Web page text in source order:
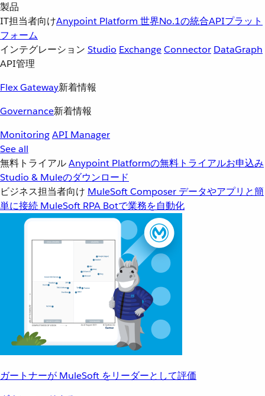
製品
IT担当者向けAnypoint Platform 世界No.1の統合APIプラット
フォーム
インテグレーション Studio ExchangeConnector DataGraph
API管理
Flex Gateway新着情報
Governance新着情報
MonitoringAPI Manager
See all
無料トライアルAnypoint Platformの無料トライアルお申込み
Studio & Muleのダウンロード
ビジネス担当者向け MuleSoft Composer データやアプリと簡
単に接続 MuleSoft RPA Botで業務を自動化
ガートナーが MuleSoft をリーダーとして評価